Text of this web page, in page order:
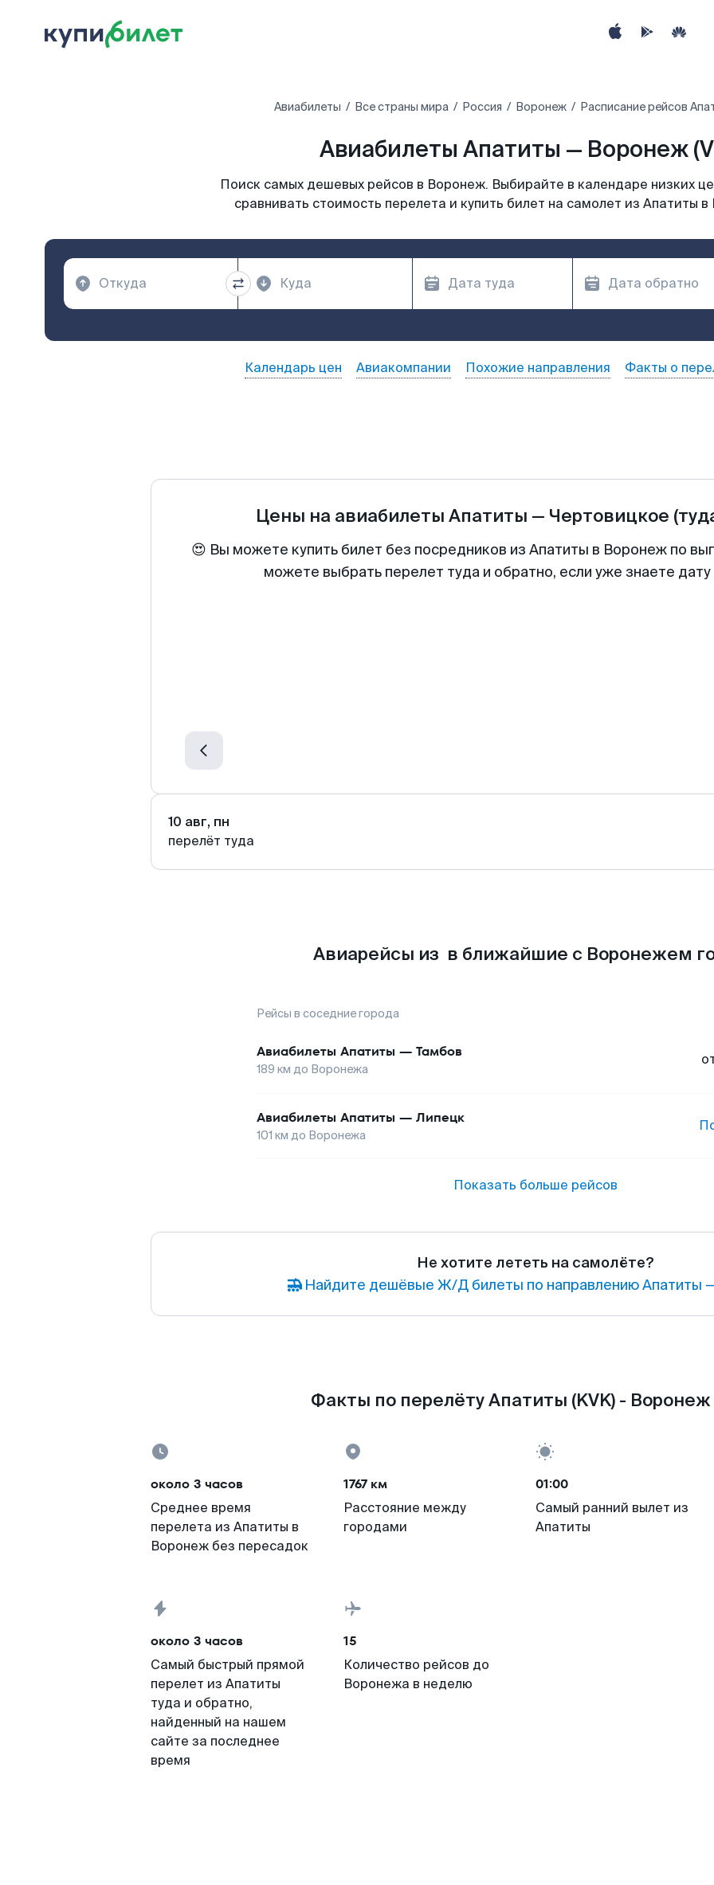
Авиабилеты Все страны мира Россия Воронеж Расписание рейсов
Авиабилеты Апатиты — Воронеж
Поиск самых дешевых рейсов в Воронеж. Выбирайте в календаре низких
сравнивать стоимость перелета и купить билет на самолет из Апатиты
Календарь цен Авиакомпании Похожие направления Факты о
Цены на авиабилеты Апатиты — Чертовицкое
😍 Вы можете купить билет без посредников из Апатиты в Воронеж по
можете выбрать перелет туда и обратно, если уже знаете
10 авг, пн
перелёт туда
Авиарейсы из в ближайшие с Воронежем
Рейсы в соседние города
Авиабилеты Апатиты — Тамбов
189 км до Воронежа
Авиабилеты Апатиты — Липецк
101 км до Воронежа
Показать больше рейсов
Не хотите лететь на самолёте?
Найдите дешёвые Ж/Д билеты по направлению Апатиты
Факты по перелёту Апатиты (KVK) - Воронеж
около 3 часов
Среднее время
перелета из Апатиты в
Воронеж без пересадок
1767 км
Расстояние между
городами
01:00
Самый ранний вылет из
Апатиты
около 3 часов
Самый быстрый прямой
перелет из Апатиты
туда и обратно,
найденный на нашем
сайте за последнее
время
15
Количество рейсов до
Воронежа в неделю